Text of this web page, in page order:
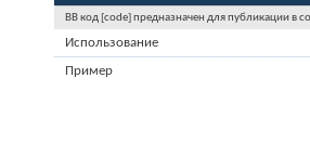
BB код [code] предназначен для публикации в
Использование
Пример